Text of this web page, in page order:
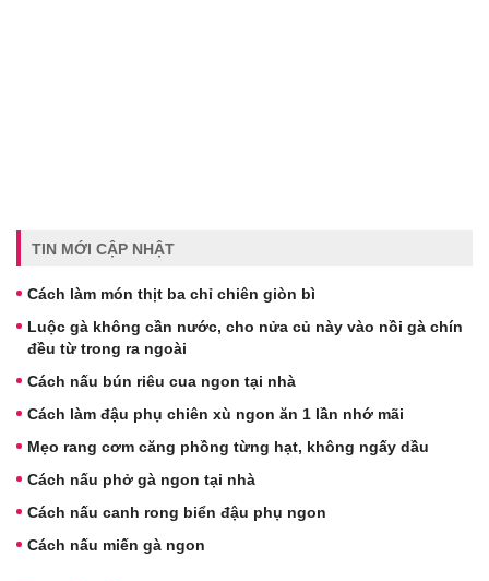
TIN MỚI CẬP NHẬT
Cách làm món thịt ba chỉ chiên giòn bì
Luộc gà không cần nước, cho nửa củ này vào nồi gà chín
đều từ trong ra ngoài
Cách nấu bún riêu cua ngon tại nhà
Cách làm đậu phụ chiên xù ngon ăn 1 lần nhớ mãi
Mẹo rang cơm căng phồng từng hạt, không ngấy dầu
Cách nấu phở gà ngon tại nhà
Cách nấu canh rong biển đậu phụ ngon
Cách nấu miến gà ngon